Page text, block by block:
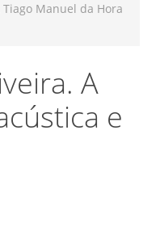
Tiago Manuel da Hora
A
e